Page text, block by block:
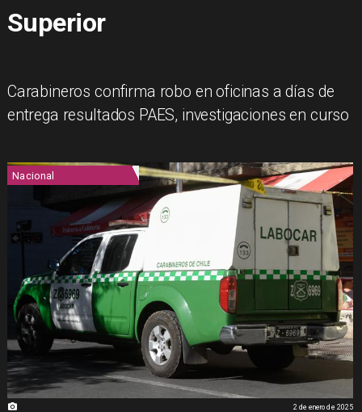
Superior
Carabineros confirma robo en oficinas a días de
entrega resultados PAES, investigaciones en curso
Nacional
2 de enero de 2025